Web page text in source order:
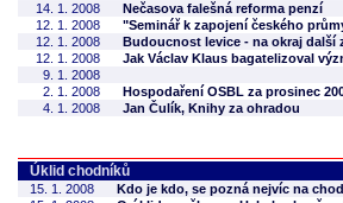
14. 1. 2008
Nečasova falešná reforma penzí
12. 1. 2008
"Seminář k zapojení českého
12. 1. 2008
Budoucnost levice - na okraj další
12. 1. 2008
Jak Václav Klaus bagatelizoval
9. 1. 2008
2. 1. 2008
Hospodaření OSBL za prosinec
4. 1. 2008
Jan Čulík, Knihy za ohradou
Úklid chodníků
15. 1. 2008
Kdo je kdo, se pozná nejvíc na